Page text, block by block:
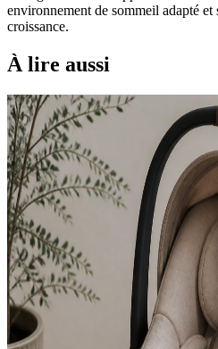
environnement de sommeil adapté et
croissance.
À lire aussi